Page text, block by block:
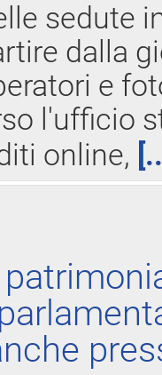
sedute
dalla
e
l'ufficio
online,